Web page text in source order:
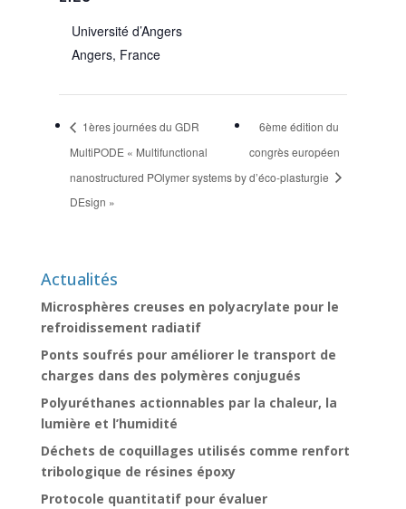
Université d’Angers
Angers, France
1ères journées du GDR
MultiPODE « Multifunctional
nanostructured POlymer systems by
DEsign »
6ème édition du
congrès européen
d’éco-plasturgie
Actualités
Microsphères creuses en polyacrylate pour le
refroidissement radiatif
Ponts soufrés pour améliorer le transport de
charges dans des polymères conjugués
Polyuréthanes actionnables par la chaleur, la
lumière et l’humidité
Déchets de coquillages utilisés comme renfort
tribologique de résines époxy
Protocole quantitatif pour évaluer